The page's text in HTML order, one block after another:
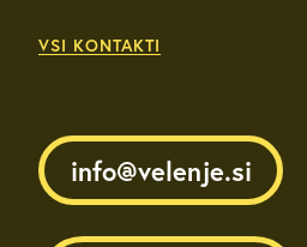
VSI KONTAKTI
info@velenje.si